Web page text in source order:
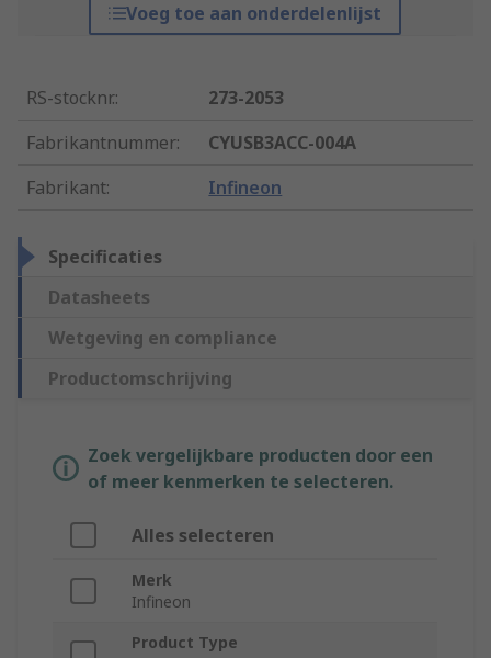
Voeg toe aan onderdelenlijst
RS-stocknr.:
273-2053
Fabrikantnummer:
CYUSB3ACC-004A
Fabrikant: Infineon
Specificaties
Datasheets
Wetgeving en compliance
Productomschrijving
Zoek vergelijkbare producten door een
of meer kenmerken te selecteren.
Alles selecteren
Merk
Infineon
Product Type